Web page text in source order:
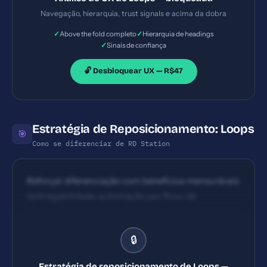
de mais espaçamento e checagem de cores para
contraste.
Navegação, hierarquia, trust signals e acima da dobra
✓Above the fold completo✓Hierarquia de headings
✓Sinais de confiança
🔓 Desbloquear UX — R$47
🎯 Estratégia de Reposicionamento: Loops
Como se diferenciar de RD Station
Reforçar diferenciação com benefícios mensuráveis
de uso para SaaS em evidência na hero section.
🔒